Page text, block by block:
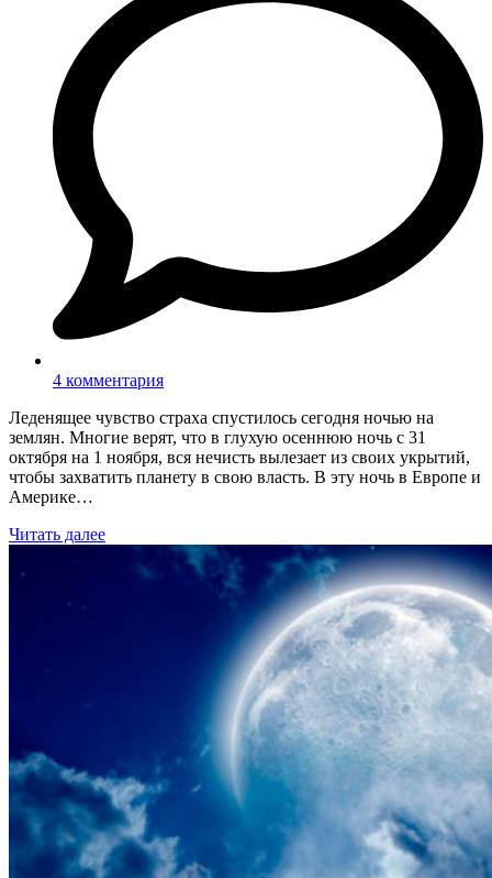
4 комментария
Леденящее чувство страха спустилось сегодня ночью на
землян. Многие верят, что в глухую осеннюю ночь с 31
октября на 1 ноября, вся нечисть вылезает из своих укрытий,
чтобы захватить планету в свою власть. В эту ночь в Европе и
Америке…
Читать далее